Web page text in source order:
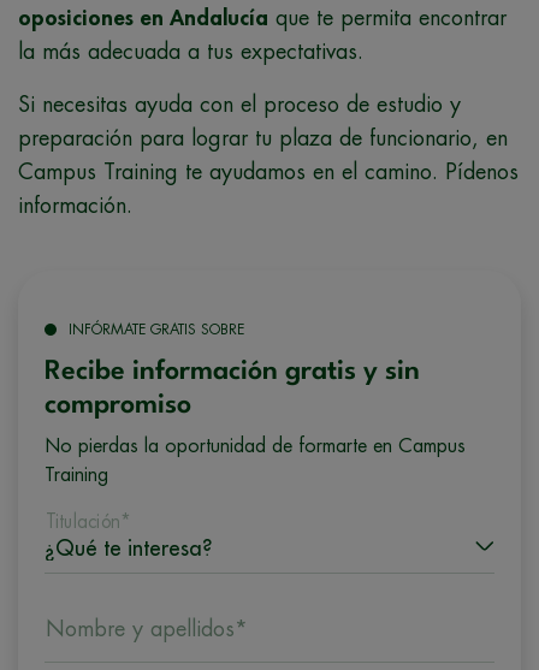
oposiciones en Andalucía que te permita encontrar
la más adecuada a tus expectativas.
Si necesitas ayuda con el proceso de estudio y
preparación para lograr tu plaza de funcionario, en
Campus Training te ayudamos en el camino. Pídenos
información.
INFÓRMATE GRATIS SOBRE
Recibe información gratis y sin
compromiso
No pierdas la oportunidad de formarte en Campus
Training
Titulación*
Nombre y apellidos*